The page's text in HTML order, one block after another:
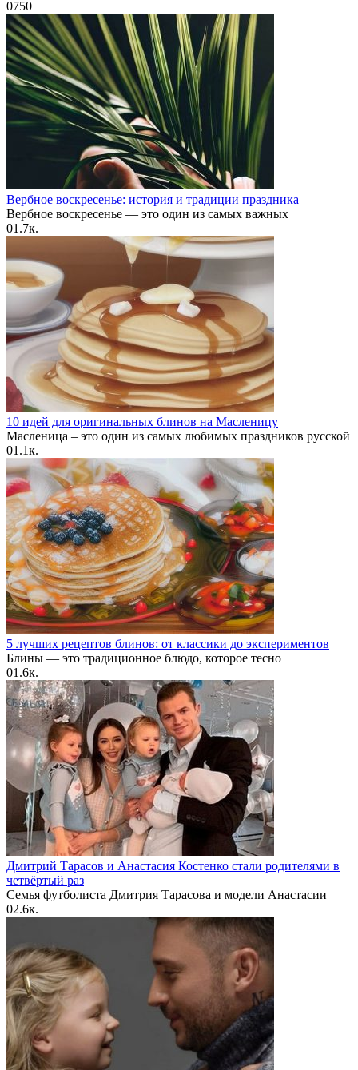
0750
Вербное воскресенье: история и традиции праздника
Вербное воскресенье — это один из самых важных
01.7к.
10 идей для оригинальных блинов на Масленицу
Масленица – это один из самых любимых праздников русской
01.1к.
5 лучших рецептов блинов: от классики до экспериментов
Блины — это традиционное блюдо, которое тесно
01.6к.
Дмитрий Тарасов и Анастасия Костенко стали родителями в
четвёртый раз
Семья футболиста Дмитрия Тарасова и модели Анастасии
02.6к.